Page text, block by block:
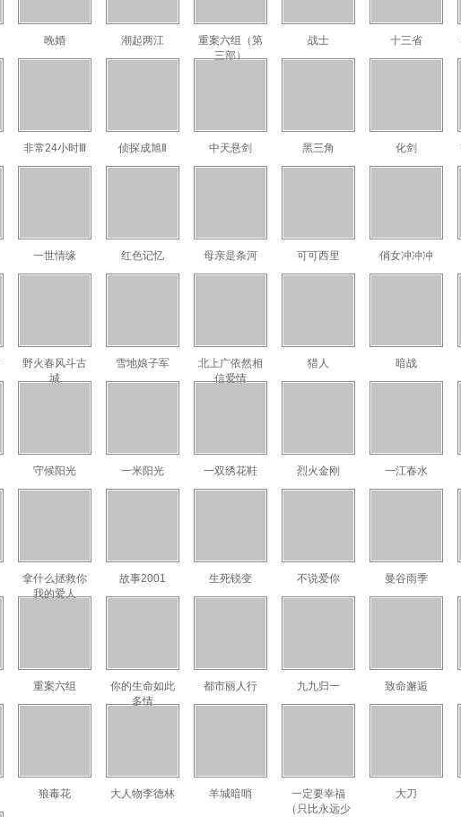
晚婚 潮起两江
重案六组（第
三部）
战士 十三省
非常24小时Ⅲ 侦探成旭Ⅱ 中天悬剑 黑三角 化剑
一世情缘 红色记忆 母亲是条河 可可西里 俏女冲冲冲
野火春风斗古
城
雪地娘子军
北上广依然相
信爱情
猎人 暗战
守候阳光 一米阳光 一双绣花鞋 烈火金刚 一江春水
拿什么拯救你
我的爱人
故事2001 生死锐变 不说爱你 曼谷雨季
重案六组
你的生命如此
多情
都市丽人行 九九归一 致命邂逅
狼毒花 大人物李德林 羊城暗哨
一定要幸福
（只比永远少
大刀